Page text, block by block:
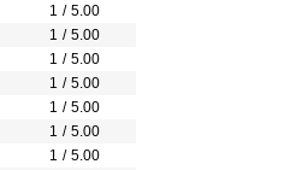
1 / 5.00
1 / 5.00
1 / 5.00
1 / 5.00
1 / 5.00
1 / 5.00
1 / 5.00